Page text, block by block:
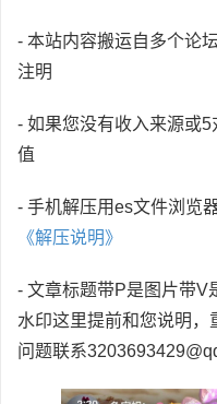
- 本站内容搬运自多个论
注明
- 如果您没有收入来源或
值
- 手机解压用es文件浏览
《解压说明》
- 文章标题带P是图片带V
水印这里提前和您说明，
问题联系